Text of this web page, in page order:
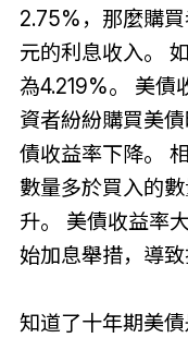
2.75%，那麼購
元的利息收入。
為4.219%。 美債
資者紛紛購買美
債收益率下降。
數量多於買入的
升。 美債收益率
始加息舉措，導致
知道了十年期美